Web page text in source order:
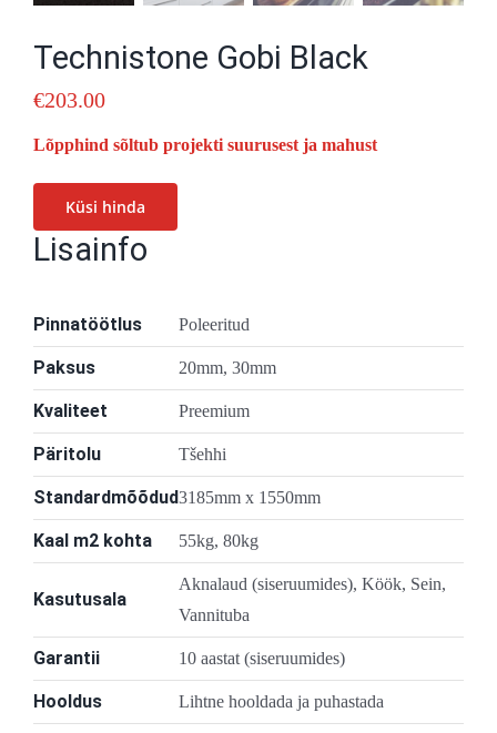
Technistone Gobi Black
€203.00
Lõpphind sõltub projekti suurusest ja mahust
Küsi hinda
Lisainfo
Pinnatöötlus Poleeritud
Paksus 20mm, 30mm
Kvaliteet Preemium
Päritolu Tšehhi
Standardmõõdud3185mm x 1550mm
Kaal m2 kohta 55kg, 80kg
Kasutusala
Aknalaud (siseruumides), Köök, Sein,
Vannituba
Garantii 10 aastat (siseruumides)
Hooldus Lihtne hooldada ja puhastada